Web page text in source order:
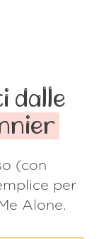
dalle
(con
per
Alone.